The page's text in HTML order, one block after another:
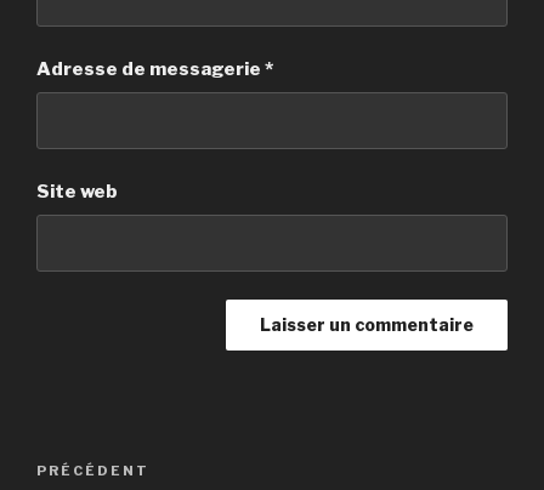
Adresse de messagerie *
Site web
Navigation
Article
PRÉCÉDENT